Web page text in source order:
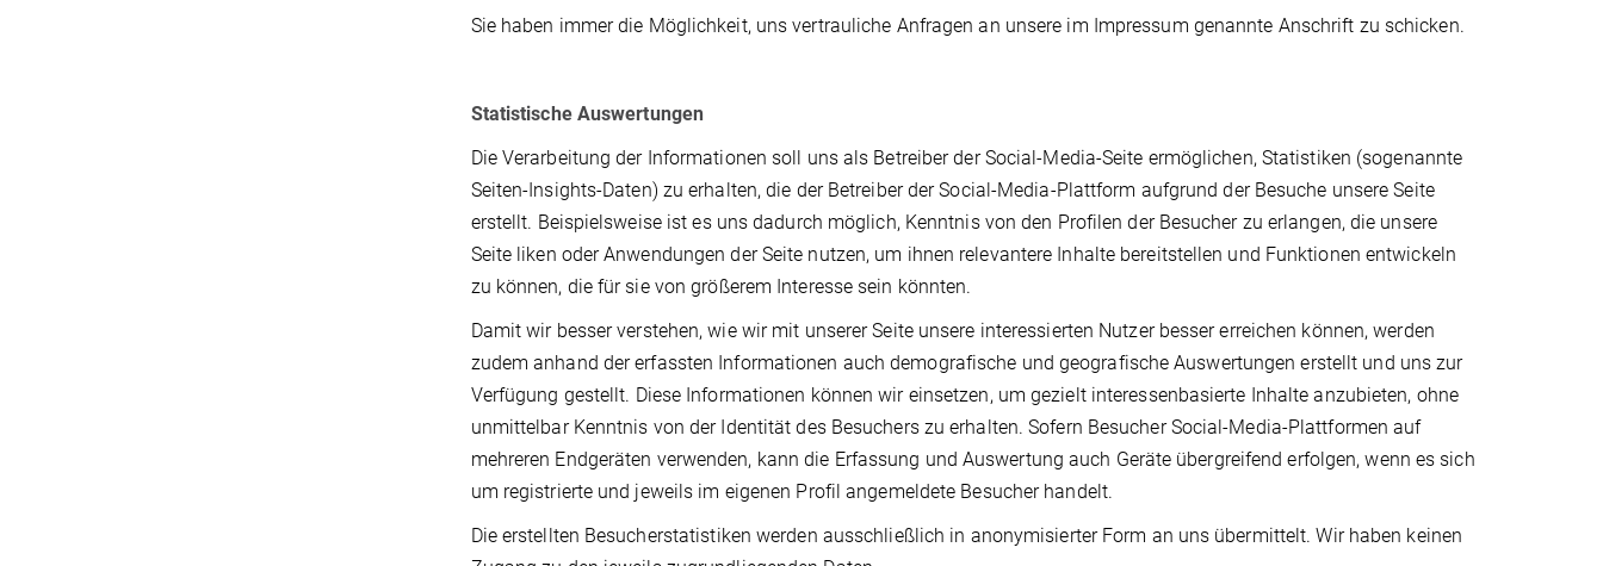
Sie haben immer die Möglichkeit, uns vertrauliche Anfragen an unsere im Impressum genannte Anschrift zu schicken.
Statistische Auswertungen
Die Verarbeitung der Informationen soll uns als Betreiber der Social-Media-Seite ermöglichen, Statistiken (sogenannte
Seiten-Insights-Daten) zu erhalten, die der Betreiber der Social-Media-Plattform aufgrund der Besuche unsere Seite
erstellt. Beispielsweise ist es uns dadurch möglich, Kenntnis von den Profilen der Besucher zu erlangen, die unsere
Seite liken oder Anwendungen der Seite nutzen, um ihnen relevantere Inhalte bereitstellen und Funktionen entwickeln
zu können, die für sie von größerem Interesse sein könnten.
Damit wir besser verstehen, wie wir mit unserer Seite unsere interessierten Nutzer besser erreichen können, werden
zudem anhand der erfassten Informationen auch demografische und geografische Auswertungen erstellt und uns zur
Verfügung gestellt. Diese Informationen können wir einsetzen, um gezielt interessenbasierte Inhalte anzubieten, ohne
unmittelbar Kenntnis von der Identität des Besuchers zu erhalten. Sofern Besucher Social-Media-Plattformen auf
mehreren Endgeräten verwenden, kann die Erfassung und Auswertung auch Geräte übergreifend erfolgen, wenn es sich
um registrierte und jeweils im eigenen Profil angemeldete Besucher handelt.
Die erstellten Besucherstatistiken werden ausschließlich in anonymisierter Form an uns übermittelt. Wir haben keinen